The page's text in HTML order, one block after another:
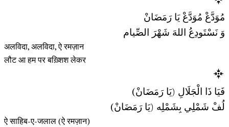
مُوَدَّعْ مُوَدَّعْ يَا رَمَضَانْ
وَ نَسْتَودِعُ اللهَ شَهْرَ الصِّيام
अलविदा, अलविदा, ऐ रमज़ान
लौट आ हम पर बख़्शिश लेकर
فَيَا ذَا الْجَلَالِ (يَا رَمَضَانْ)
لُفْ شَمْلِي بِشَمْلِه (يَا رَمَضَانْ)
ऐ साहिब-ए-जलाल (ऐ रमज़ान)